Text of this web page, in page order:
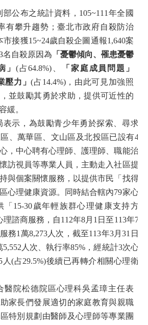
公布之統計資料， 105~111 年全國
有攀升趨勢；臺北市政府自殺防治
市接獲15~24歲自殺企圖通報1,640案
名自殺原因為 「憂鬱傾向、罹患憂鬱
」 (占64.8%)
「家庭成員問題」
壓力」(占14.4%)，由此可見加強照
並鼓勵其勇於求助，提供可近性的
緩。
表示，為鼓勵青少年勇於探索、尋求
、萬華區、文山區及北投區已設有4
，中心聘有心理師、護理師、職能治
訪視員等專業人員，主動走入社區提
與個案關懷服務，以提供市民「找得
心理健康資源。同時結合轄內79家心
15-30歲年輕族群心理健康支持方
理諮商服務，自112年8月 1 日至113年7
務1 萬8,273人次，截至113年3月31 日
5,552 人次、執行率85% ，經統計3次心
人(占29.5%)後續已再轉介相關心理衛
醫院松德院區心理科吳孟璋主任表
家長們發展適切的家庭教育與親職
特別規劃由醫師及心理師等專業團